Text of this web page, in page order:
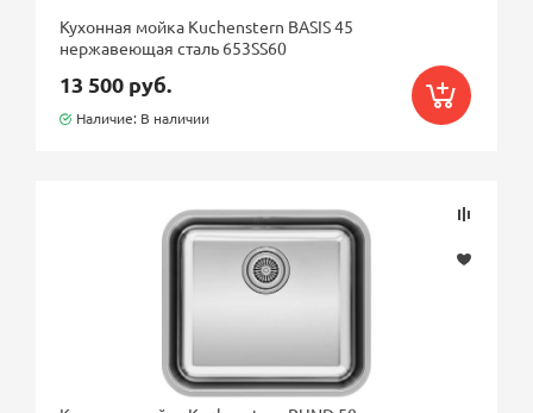
Кухонная мойка Kuchenstern BASIS 45
нержавеющая сталь 653SS60
13 500 руб.
Наличие: В наличии